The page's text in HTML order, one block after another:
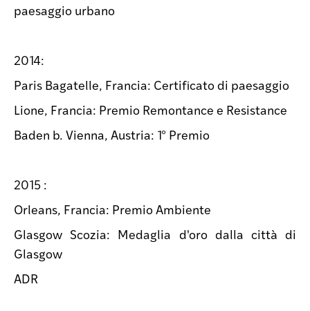
paesaggio urbano
2014:
Paris Bagatelle, Francia: Certificato di paesaggio
Lione, Francia: Premio Remontance e Resistance
Baden b. Vienna, Austria: 1° Premio
2015 :
Orleans, Francia: Premio Ambiente
Glasgow Scozia: Medaglia d'oro dalla città di
Glasgow
ADR